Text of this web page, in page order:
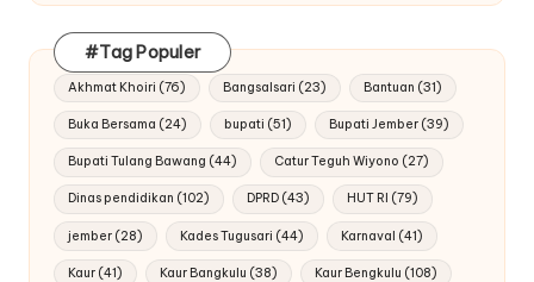
#Tag Populer
Akhmat Khoiri (76) Bangsalsari (23) Bantuan (31)
Buka Bersama (24) bupati (51) Bupati Jember(39)
Bupati Tulang Bawang (44) Catur Teguh Wiyono (27)
Dinas pendidikan (102) DPRD(43) HUT RI (79)
jember (28) Kades Tugusari (44) Karnaval (41)
Kaur (41) Kaur Bangkulu (38) Kaur Bengkulu (108)